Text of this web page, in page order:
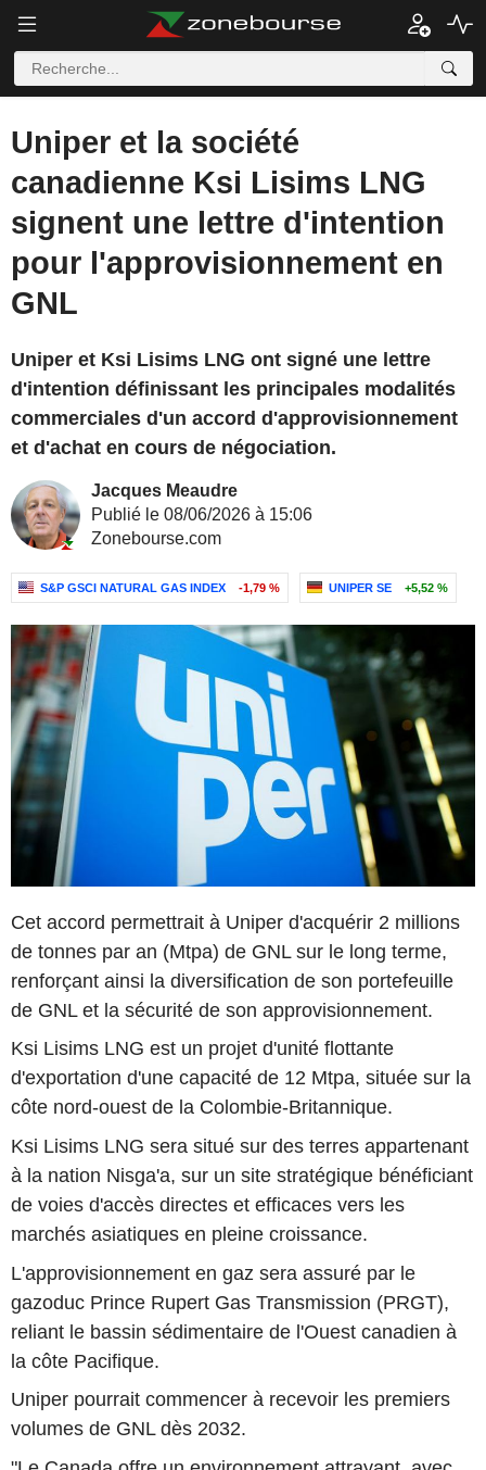
Uniper et la société
canadienne Ksi Lisims LNG
signent une lettre d'intention
pour l'approvisionnement en
GNL
Uniper et Ksi Lisims LNG ont signé une lettre
d'intention définissant les principales modalités
commerciales d'un accord d'approvisionnement
et d'achat en cours de négociation.
Jacques Meaudre
Publié le 08/06/2026 à 15:06
Zonebourse.com
S&P GSCI NATURAL GAS INDEX -1,79 % UNIPER SE +5,52 %
Cet accord permettrait à Uniper d'acquérir 2 millions
de tonnes par an (Mtpa) de GNL sur le long terme,
renforçant ainsi la diversification de son portefeuille
de GNL et la sécurité de son approvisionnement.
Ksi Lisims LNG est un projet d'unité flottante
d'exportation d'une capacité de 12 Mtpa, située sur la
côte nord-ouest de la Colombie-Britannique.
Ksi Lisims LNG sera situé sur des terres appartenant
à la nation Nisga'a, sur un site stratégique bénéficiant
de voies d'accès directes et efficaces vers les
marchés asiatiques en pleine croissance.
L'approvisionnement en gaz sera assuré par le
gazoduc Prince Rupert Gas Transmission (PRGT),
reliant le bassin sédimentaire de l'Ouest canadien à
la côte Pacifique.
Uniper pourrait commencer à recevoir les premiers
volumes de GNL dès 2032.